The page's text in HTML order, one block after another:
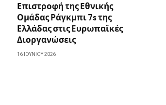
Επιστροφή της Εθνικής
Ομάδας Ράγκμπι 7s της
Ελλάδας στις Ευρωπαϊκές
Διοργανώσεις
16 ΙΟΥΝΊΟΥ 2026